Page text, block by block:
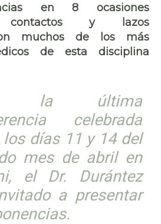
en 8 ocasiones
contactos y lazos
muchos de los más
de esta disciplina
la última
celebrada
los días 11 y 14 del
mes de abril en
el Dr. Durántez
a presentar